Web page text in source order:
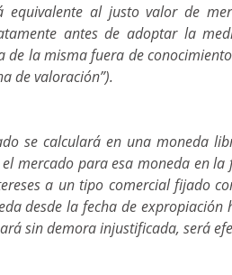
equivalente al justo valor de
antes de adoptar la
de la misma fuera de
de valoración”).
se calculará en una moneda
mercado para esa moneda en la
a un tipo comercial fijado
desde la fecha de expropiación
sin demora injustificada, será